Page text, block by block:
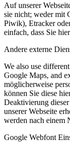
Auf unserer
sie nicht; weder mit
Piwik), Etracker
einfach, dass Sie
Andere externe
We also use
Google Maps, and
möglicherweise
können Sie diese
Deaktivierung
unserer Webseite
werden nach einem
Google Webfont